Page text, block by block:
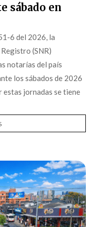
sábado en
6 del 2026, la
(SNR)
notarías del país
los sábados de 2026
estas jornadas se tiene